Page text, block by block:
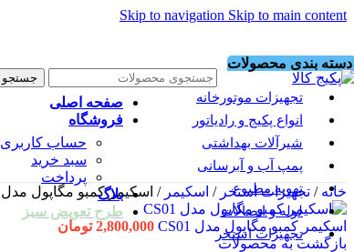
Skip to navigation Skip to main content
جستجو
دسته بندی محصولات
تجهیزات موتورخانه
انواع پکیج و رادیاتور
شیرآلات بهداشتی
پمپ آب و آبرسانی
تهویه مطبوع
لوله و اتصالات
تجهیزات استخر
صفحه اصلی
فروشگاه
حساب کاربری
سبد خرید
پرداخت
بلاگ
طرح تعویض سبز
خانه/ تجهیزات استخر/ اسکیمر/ اسکیمر کمبو مگاپول مدل CS02
اسکیمر کمبو مگاپول مدل CS01 2,800,000 تومان
بازگشت به محصولات